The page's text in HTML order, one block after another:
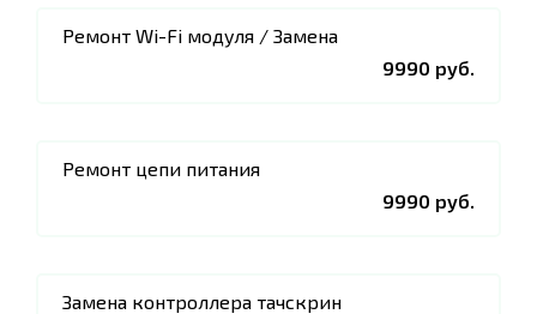
Ремонт Wi-Fi модуля / Замена
9990 руб.
Ремонт цепи питания
9990 руб.
Замена контроллера тачскрин